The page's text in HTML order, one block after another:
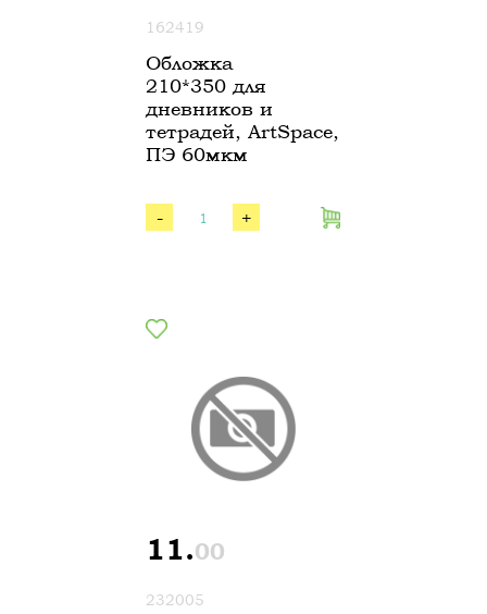
162419
Обложка
210*350 для
дневников и
тетрадей, ArtSpace,
ПЭ 60мкм
- +
11.00
232005